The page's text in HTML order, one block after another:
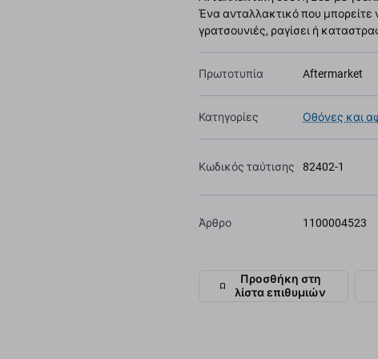
Ένα ανταλλακτικό που μπορείτε
γρατσουνιές, ραγίσει ή
Πρωτοτυπία Aftermarket
Κατηγορίες Οθόνες και
Κωδικός ταύτισης 82402-1
Άρθρο 1100004523
Προσθήκη στη
λίστα επιθυμιών